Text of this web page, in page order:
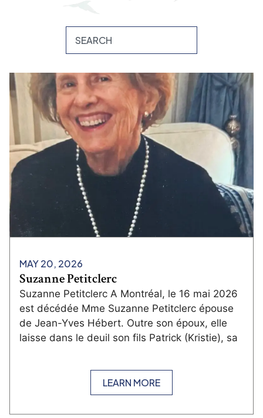
MAY 20, 2026
Suzanne Petitclerc
Suzanne Petitclerc A Montréal, le 16 mai 2026
est décédée Mme Suzanne Petitclerc épouse
de Jean-Yves Hébert. Outre son époux, elle
laisse dans le deuil son fils Patrick (Kristie), sa
LEARN MORE